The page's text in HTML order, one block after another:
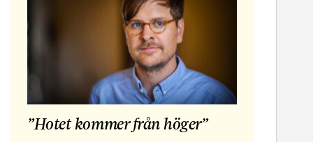
”Hotet kommer från höger”